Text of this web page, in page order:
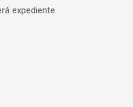
expediente